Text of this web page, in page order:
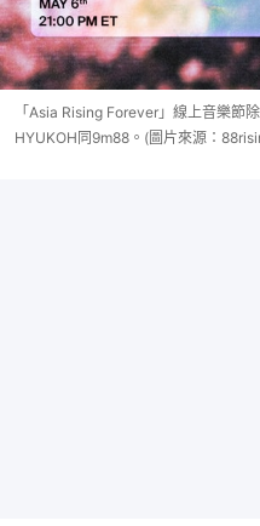
「Asia Rising Forever」線上音樂節
HYUKOH同9m88。(圖片來源：